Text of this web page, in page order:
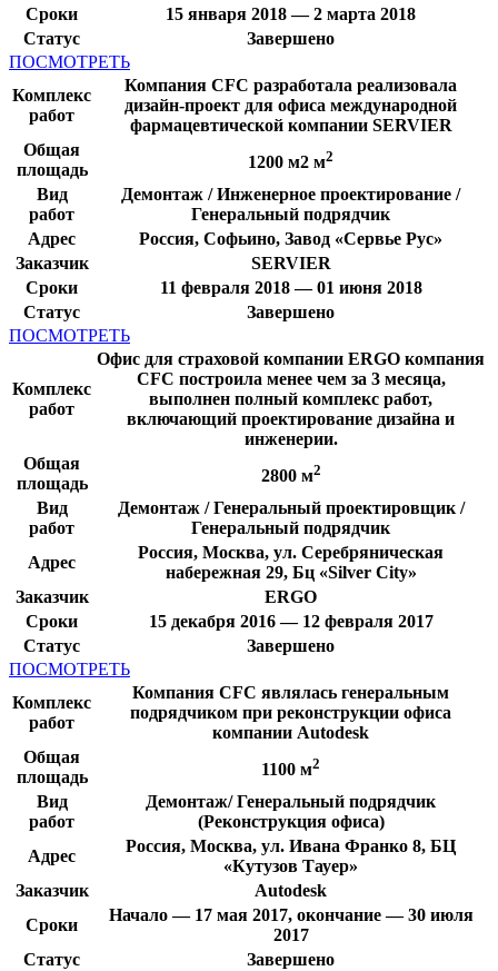
Сроки
15 января 2018 — 2 марта 2018
Статус
Завершено
ПОСМОТРЕТЬ
Комплекс
работ
Компания CFC разработала реализовала
дизайн-проект для офиса международной
фармацевтической компании SERVIER
Общая
площадь
1200 м2 м2
Вид
работ
Демонтаж / Инженерное проектирование /
Генеральный подрядчик
Адрес
Россия, Софьино, Завод «Сервье Рус»
Заказчик
SERVIER
Сроки
11 февраля 2018 — 01 июня 2018
Статус
Завершено
ПОСМОТРЕТЬ
Комплекс
работ
Офис для страховой компании ERGO компания
CFC построила менее чем за 3 месяца,
выполнен полный комплекс работ,
включающий проектирование дизайна и
инженерии.
Общая
площадь
2800 м2
Вид
работ
Демонтаж / Генеральный проектировщик /
Генеральный подрядчик
Адрес
Россия, Москва, ул. Серебряническая
набережная 29, Бц «Silver City»
Заказчик
ERGO
Сроки
15 декабря 2016 — 12 февраля 2017
Статус
Завершено
ПОСМОТРЕТЬ
Комплекс
работ
Компания CFC являлась генеральным
подрядчиком при реконструкции офиса
компании Autodesk
Общая
площадь
1100 м2
Вид
работ
Демонтаж/ Генеральный подрядчик
(Реконструкция офиса)
Адрес
Россия, Москва, ул. Ивана Франко 8, БЦ
«Кутузов Тауер»
Заказчик
Autodesk
Сроки
Начало — 17 мая 2017, окончание — 30 июля
2017
Статус
Завершено